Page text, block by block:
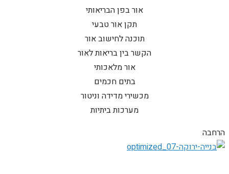
אור בפן הבריאותי
תקן אור טבעי
תוכנה לחישוב אור
הקשר בין בריאות לאור
אור מלאכותי
בתים חכמים
מכשירי מדידה וניטור
מערכות ביתיות
הרחבה